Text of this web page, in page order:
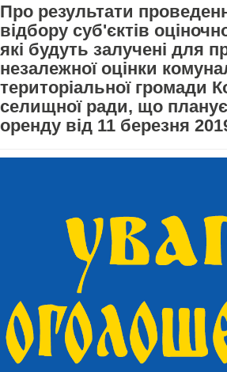
Про результати
відбору суб'єктів
які будуть залучені для
незалежної оцінки
територіальної громади
селищної ради, що
оренду від 11 березня